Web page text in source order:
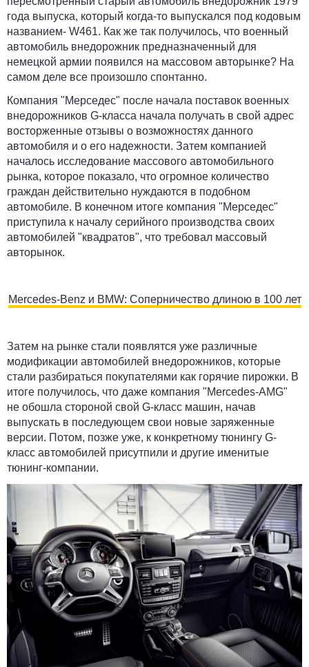
года выпуска, который когда-то выпускался под кодовым
названием- W461. Как же так получилось, что военный
автомобиль внедорожник предназначенный для
немецкой армии появился на массовом авторынке? На
самом деле все произошло спонтанно.
Компания "Мерседес" после начала поставок военных
внедорожников G-класса начала получать в свой адрес
восторженные отзывы о возможностях данного
автомобиля и о его надежности. Затем компанией
началось исследование массового автомобильного
рынка, которое показало, что огромное количество
граждан действительно нуждаются в подобном
автомобиле. В конечном итоге компания "Мерседес"
приступила к началу серийного производства своих
автомобилей "квадратов", что требовал массовый
авторынок.
Mercedes-Benz и BMW: Соперничество длиною в 100 лет
Затем на рынке стали появлятся уже различные
модификации автомобилей внедорожников, которые
стали разбираться покупателями как горячие пирожки. В
итоге получилось, что даже компания "Mercedes-AMG"
не обошла стороной свой G-класс машин, начав
выпускать в последующем свои новые заряженные
версии. Потом, позже уже, к конкретному тюнингу G-
класс автомобилей присутпили и другие именитые
тюнинг-компании.